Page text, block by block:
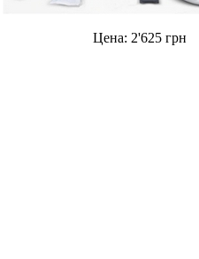
Цена: 2'625грн